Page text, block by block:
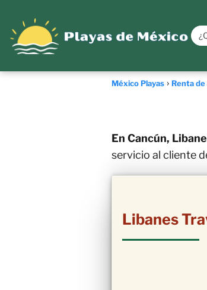
México Playas Renta
En Cancún,
servicio al cliente
Libanes